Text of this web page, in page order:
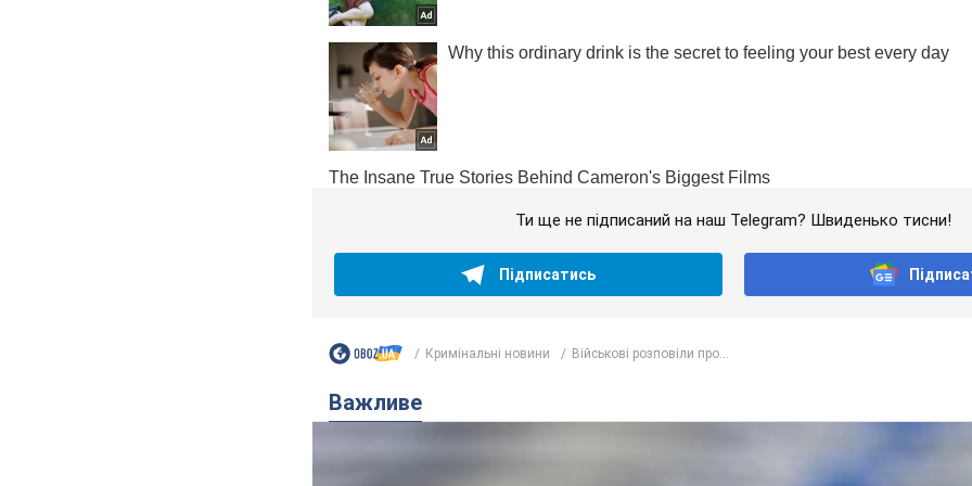
Ти ще не підписаний на наш Telegram? Швиденько тисни!
Підписатись
Кримінальні новини Військові розповіли про...
Важливе